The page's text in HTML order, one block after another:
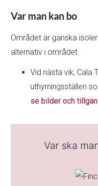
Var man kan bo
Området är ganska
alternativ i området.
Vid nästa vik, Cala
uthyrningsställen
se bilder och
Var ska